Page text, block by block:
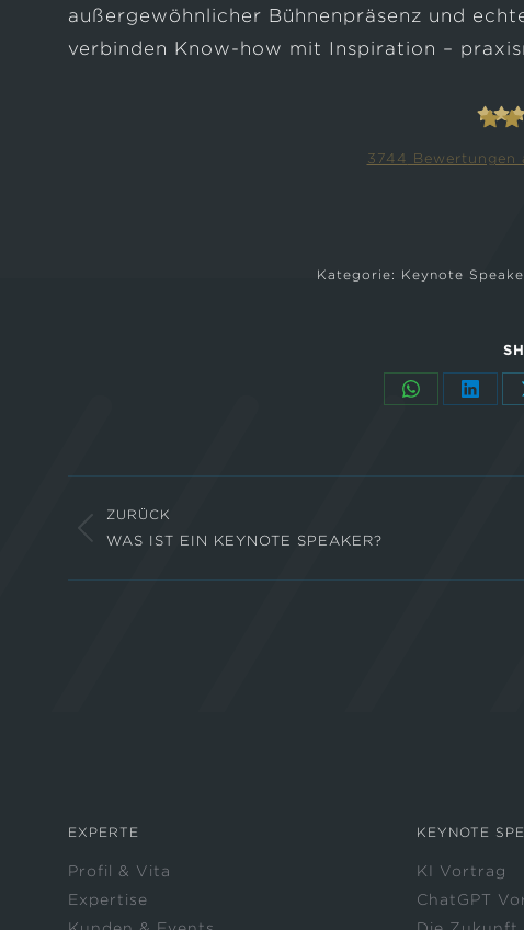
außergewöhnlicher Bühnenpräsenz und
verbinden Know-how mit Inspiration –
3744 Bewertungen
Kategorie: Keynote
Teilen Teilen
ZURÜCK
Vorheriger
Beitrag:
WAS IST EIN KEYNOTE SPEAKER?
EXPERTE
Profil & Vita
Expertise
KEYNOTE
KI Vortrag
ChatGPT